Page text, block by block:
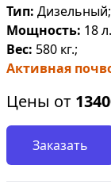
Тип: Дизельный;
Мощность: 18
Вес: 580 кг.;
Активная
Цены от
Заказать